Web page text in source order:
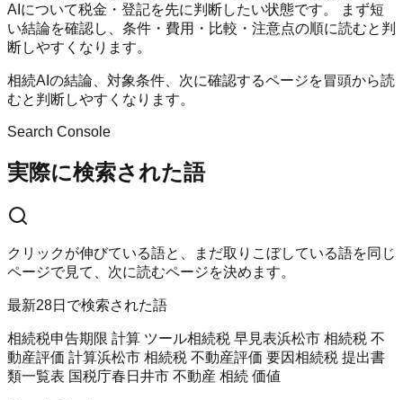
AIについて税金・登記を先に判断したい状態です。 まず短
い結論を確認し、条件・費用・比較・注意点の順に読むと判
断しやすくなります。
相続AIの結論、対象条件、次に確認するページを冒頭から読
むと判断しやすくなります。
Search Console
実際に検索された語
クリックが伸びている語と、まだ取りこぼしている語を同じ
ページで見て、次に読むページを決めます。
最新28日で検索された語
相続税申告期限 計算 ツール相続税 早見表浜松市 相続税 不
動産評価 計算浜松市 相続税 不動産評価 要因相続税 提出書
類一覧表 国税庁春日井市 不動産 相続 価値